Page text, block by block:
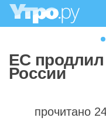
ЕС продлил
России
прочитано